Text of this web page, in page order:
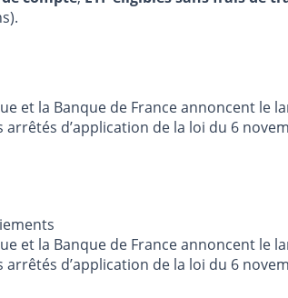
et la Banque de France annoncent le
d’application de la loi du 6
et la Banque de France annoncent le
d’application de la loi du 6